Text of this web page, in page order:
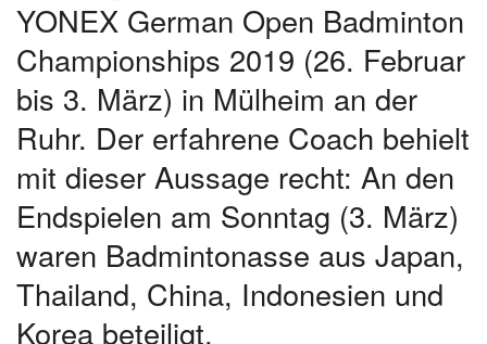
YONEX German Open Badminton
Championships 2019 (26. Februar
bis 3. März) in Mülheim an der
Ruhr. Der erfahrene Coach behielt
mit dieser Aussage recht: An den
Endspielen am Sonntag (3. März)
waren Badmintonasse aus Japan,
Thailand, China, Indonesien und
Korea beteiligt.